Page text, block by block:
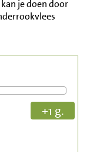
je doen door
+1 g.